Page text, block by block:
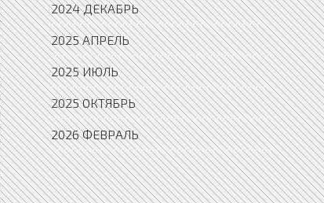
2024 ДЕКАБРЬ
2025 АПРЕЛЬ
2025 ИЮЛЬ
2025 ОКТЯБРЬ
2026 ФЕВРАЛЬ